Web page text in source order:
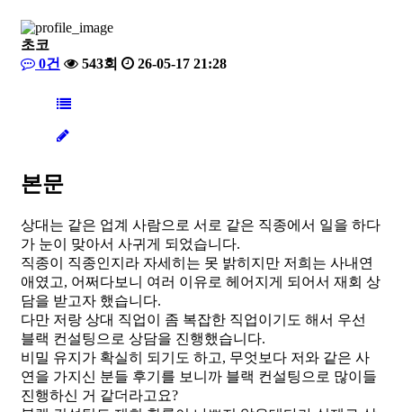
초코
0건
543회 26-05-17 21:28
본문
상대는 같은 업계 사람으로 서로 같은 직종에서 일을 하다
가 눈이 맞아서 사귀게 되었습니다.
직종이 직종인지라 자세히는 못 밝히지만 저희는 사내연
애였고, 어쩌다보니 여러 이유로 헤어지게 되어서 재회 상
담을 받고자 했습니다.
다만 저랑 상대 직업이 좀 복잡한 직업이기도 해서 우선
블랙 컨설팅으로 상담을 진행했습니다.
비밀 유지가 확실히 되기도 하고, 무엇보다 저와 같은 사
연을 가지신 분들 후기를 보니까 블랙 컨설팅으로 많이들
진행하신 거 같더라고요?